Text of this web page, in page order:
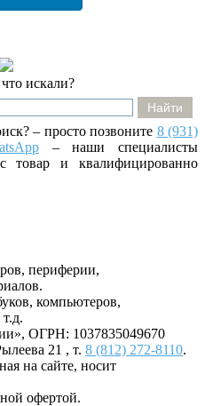
искали?
– просто позвоните 8 (931)
– наши специалисты
товар и квалифицированно
периферии,
компьютеров,
, ОГРН: 1037835049670
21 , т. 8 (812) 272-8110.
на сайте, носит
офертой.